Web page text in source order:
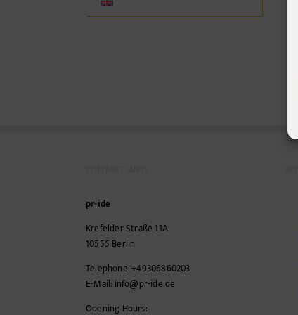
pr-ide
Krefelder Straße 11A
10555 Berlin
Telephone:+49306860203
E-Mail: info@pr-ide.de
Opening Hours: